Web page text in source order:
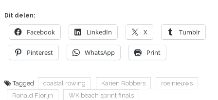
Dit delen:
Facebook LinkedIn X Tumblr
Pinterest WhatsApp Print
Tagged coastal rowing Karien Robbers
roeinieuws
Ronald Florijn
WK beach sprint finals